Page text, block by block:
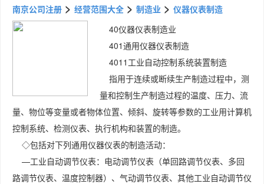
南京公司注册 > 经营范围大全 > 制造业 > 仪器仪表制造
40仪器仪表制造业
401通用仪器仪表制造
4011工业自动控制系统装置制造
指用于连续或断续生产制造过程中，测
量和控制生产制造过程的温度、压力、流
量、物位等变量或者物体位置、倾斜、旋转等参数的工业用计算机
控制系统、检测仪表、执行机构和装置的制造。
◇包括对下列通用仪器仪表的制造活动：
—工业自动调节仪表：电动调节仪表（单回路调节仪表、多回
路调节仪表、温度控制器）、气动调节仪表、其他工业自动调节仪